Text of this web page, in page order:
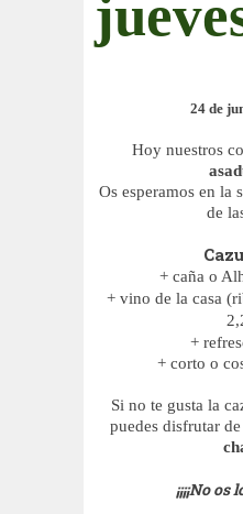
24 de
Hoy nuestros
Os esperamos en la
de
+ caña o
+ vino de la casa
+
+ corto o
Si no te gusta la
puedes disfrutar de
¡¡¡¡No